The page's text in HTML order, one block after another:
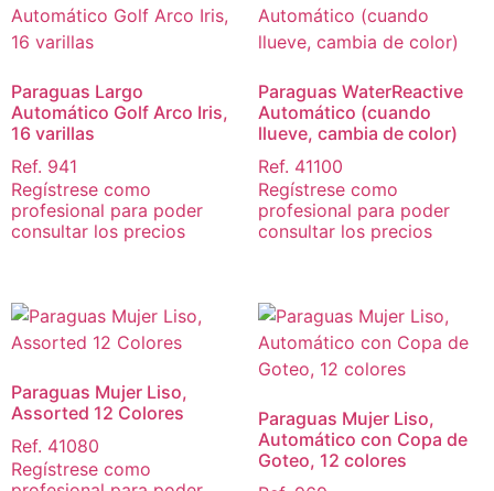
Paraguas Largo
Automático Golf Arco Iris,
16 varillas
Ref. 941
Regístrese como
profesional para poder
consultar los precios
Paraguas WaterReactive
Automático (cuando
llueve, cambia de color)
Ref. 41100
Regístrese como
profesional para poder
consultar los precios
Paraguas Mujer Liso,
Assorted 12 Colores
Ref. 41080
Regístrese como
Paraguas Mujer Liso,
Automático con Copa de
Goteo, 12 colores